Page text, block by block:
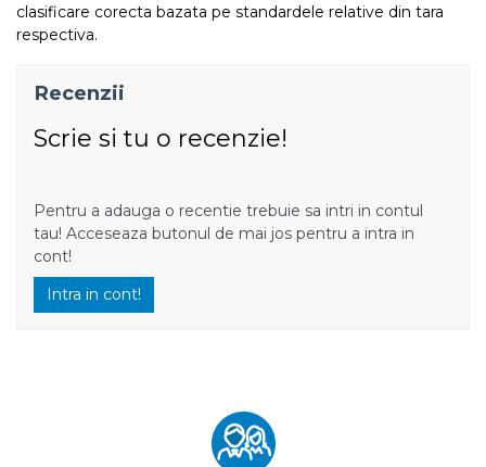
clasificare corecta bazata pe standardele relative din tara
respectiva.
Recenzii
Scrie si tu o recenzie!
Pentru a adauga o recentie trebuie sa intri in contul
tau! Acceseaza butonul de mai jos pentru a intra in
cont!
Intra in cont!